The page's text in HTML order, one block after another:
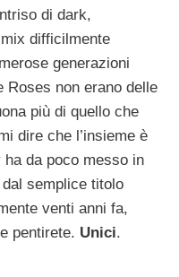
di dark,
difficilmente
generazioni
Roses non erano delle
più di quello che
dire che l’insieme è
da poco messo in
semplice titolo
venti anni fa,
pentirete. Unici.